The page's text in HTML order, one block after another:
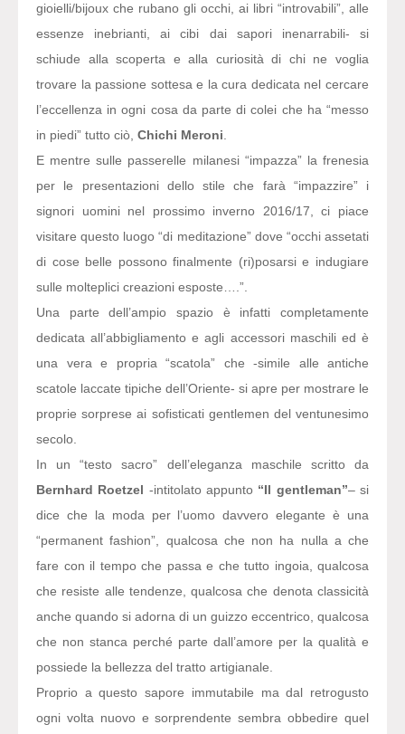
gioielli/bijoux che rubano gli occhi, ai libri “introvabili”, alle
essenze inebrianti, ai cibi dai sapori inenarrabili- si
schiude alla scoperta e alla curiosità di chi ne voglia
trovare la passione sottesa e la cura dedicata nel cercare
l’eccellenza in ogni cosa da parte di colei che ha “messo
in piedi” tutto ciò, Chichi Meroni
E mentre sulle passerelle milanesi “impazza” la frenesia
per le presentazioni dello stile che farà “impazzire” i
signori uomini nel prossimo inverno 2016/17, ci piace
visitare questo luogo “di meditazione” dove “occhi assetati
di cose belle possono finalmente (ri)posarsi e indugiare
sulle molteplici creazioni esposte….”.
Una parte dell’ampio spazio è infatti completamente
dedicata all’abbigliamento e agli accessori maschili ed è
una vera e propria “scatola” che -simile alle antiche
scatole laccate tipiche dell’Oriente- si apre per mostrare le
proprie sorprese ai sofisticati gentlemen del ventunesimo
secolo.
In un “testo sacro” dell’eleganza maschile scritto da
Bernhard Roetzel -intitolato appunto “Il gentleman”– si
dice che la moda per l’uomo davvero elegante è una
“permanent fashion”, qualcosa che non ha nulla a che
fare con il tempo che passa e che tutto ingoia, qualcosa
che resiste alle tendenze, qualcosa che denota classicità
anche quando si adorna di un guizzo eccentrico, qualcosa
che non stanca perché parte dall’amore per la qualità e
possiede la bellezza del tratto artigianale.
Proprio a questo sapore immutabile ma dal retrogusto
ogni volta nuovo e sorprendente sembra obbedire quel